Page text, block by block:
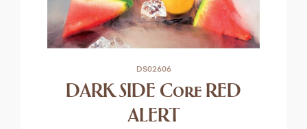
DS02606
DARK SIDE Core RED
ALERT